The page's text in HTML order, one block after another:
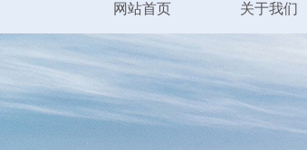
网站首页 关于我们